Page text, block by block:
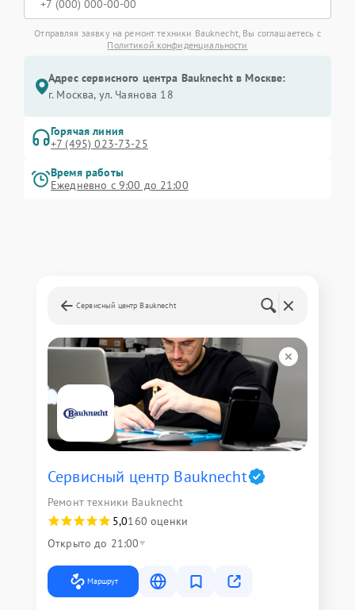
Отправляя заявку на ремонт техники Bauknecht, Вы соглашаетесь с
Политикой конфиденциальности
Адрес сервисного центра Bauknecht в Москве:
г. Москва, ул. Чаянова 18
Горячая линия
+7 (495) 023-73-25
Время работы
Ежедневно с 9:00 до 21:00
Сервисный центр Bauknecht
Сервисный центр Bauknecht
Ремонт техники Bauknecht
5,0160 оценки
Открыто до 21:00
Маршрут